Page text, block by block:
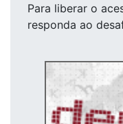
Para liberar o
responda ao